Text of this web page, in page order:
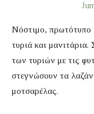
Νόστιμο, πρωτότυπο
τυριά και μανιτάρια.
των τυριών με τις
στεγνώσουν τα
μοτσαρέλας.